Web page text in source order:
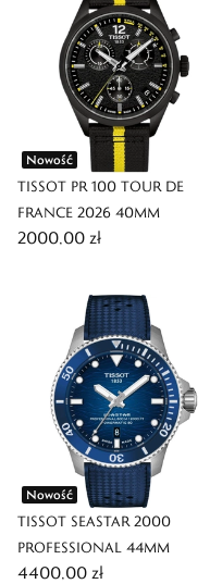
Nowość
TISSOT PR 100 TOUR DE
FRANCE 2026 40MM
2000,00 zł
Nowość
TISSOT SEASTAR 2000
PROFESSIONAL 44MM
4400,00 zł